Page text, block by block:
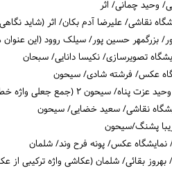
وحید چمانی/ اثر
نقاشی/ علیرضا آدم بکان/ اثر (شاید
بزرگمهر حسین پور/ سیلک روود (این
تصویرسازی/ نکیسا دانایی/ سبحان
عکس/ فرشته شادی/ سیحون
سیحون ۲ (جمع جعلی واژه خط)
نقاشی/ سعید خضایی/ سیحون
پشنگ/سیحون
عکس/ پونه فرح وند/ شلمان
بقائی/ شلمان (عکاشی واژه ترکیبی